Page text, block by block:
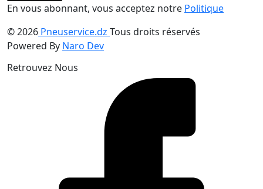
En vous abonnant, vous acceptez notre Politique
© 2026 Pneuservice.dz Tous droits réservés
Powered By Naro Dev
Retrouvez Nous